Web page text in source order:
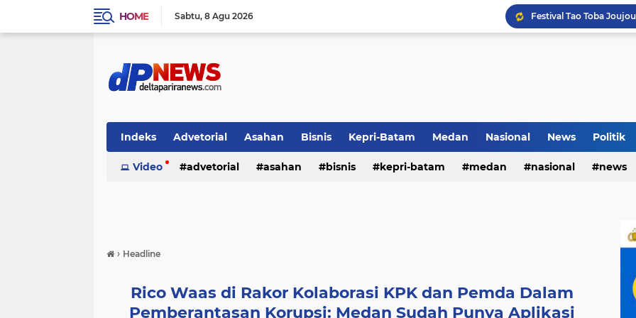
HOME Sabtu 8 Agu 2026
Pemko Medan Raih
Indeks Advetorial Asahan Bisnis Kepri-Batam Medan Nasional News Politik
Video advetorial asahan bisnis kepri-batam medan nasional news
› Headline
Rico Waas di Rakor Kolaborasi KPK dan Pemda Dalam
Pemberantasan Korupsi: Medan Sudah Punya Aplikasi